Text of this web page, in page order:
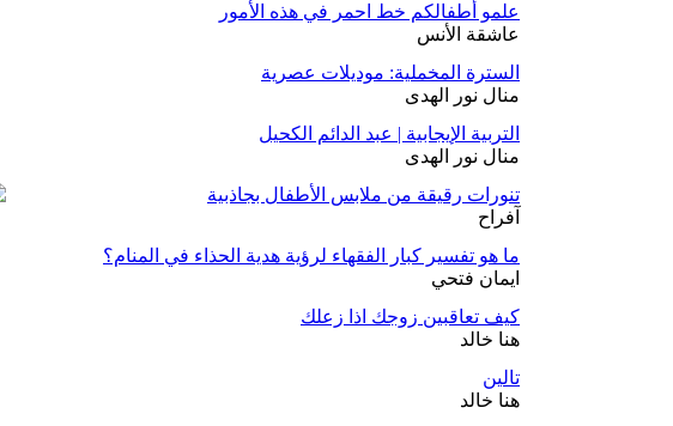
علمو أطفالكم خط احمر في هذه الأمور
عاشقة الأنس
السترة المخملية: موديلات عصرية
منال نور الهدى
التربية الإيجابية | عبد الدائم الكحيل
منال نور الهدى
تنورات رقيقة من ملابس الأطفال بجاذبية
آفراح
ما هو تفسير كبار الفقهاء لرؤية هدية الحذاء في المنام؟
ايمان فتحي
كيف تعاقبين زوجك اذا زعلك
هنا خالد
تالين
هنا خالد